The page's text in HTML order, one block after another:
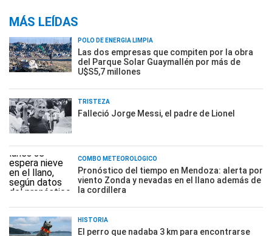
MÁS LEÍDAS
POLO DE ENERGÍA LIMPIA
Las dos empresas que compiten por la obra
del Parque Solar Guaymallén por más de
U$S5,7 millones
TRISTEZA
Falleció Jorge Messi, el padre de Lionel
COMBO METEOROLÓGICO
Pronóstico del tiempo en Mendoza: alerta por
viento Zonda y nevadas en el llano además de
la cordillera
HISTORIA
El perro que nadaba 3 km para encontrarse